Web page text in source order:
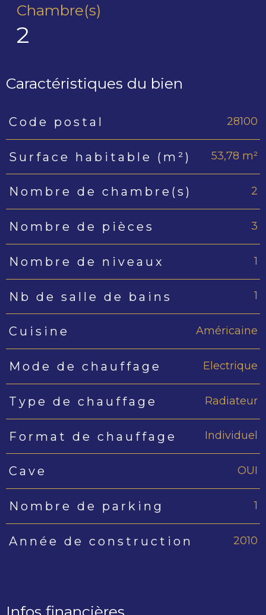
Chambre(s)
2
Caractéristiques du bien
Caractéristiques
Code postal 28100
Surface habitable (m²) 53,78 m²
Nombre de chambre(s) 2
Nombre de pièces 3
Nombre de niveaux 1
Nb de salle de bains 1
Cuisine Américaine
Mode de chauffage Electrique
Type de chauffage Radiateur
Format de chauffage Individuel
Cave OUI
Nombre de parking 1
Année de construction 2010
Infos financières